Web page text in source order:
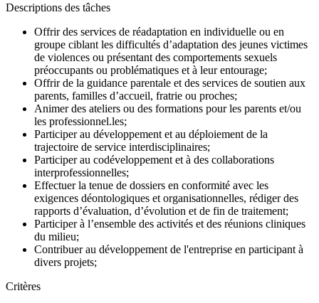
Descriptions des tâches
Offrir des services de réadaptation en individuelle ou en
groupe ciblant les difficultés d’adaptation des jeunes victimes
de violences ou présentant des comportements sexuels
préoccupants ou problématiques et à leur entourage;
Offrir de la guidance parentale et des services de soutien aux
parents, familles d’accueil, fratrie ou proches;
Animer des ateliers ou des formations pour les parents et/ou
les professionnel.les;
Participer au développement et au déploiement de la
trajectoire de service interdisciplinaires;
Participer au codéveloppement et à des collaborations
interprofessionnelles;
Effectuer la tenue de dossiers en conformité avec les
exigences déontologiques et organisationnelles, rédiger des
rapports d’évaluation, d’évolution et de fin de traitement;
Participer à l’ensemble des activités et des réunions cliniques
du milieu;
Contribuer au développement de l'entreprise en participant à
divers projets;
Critères